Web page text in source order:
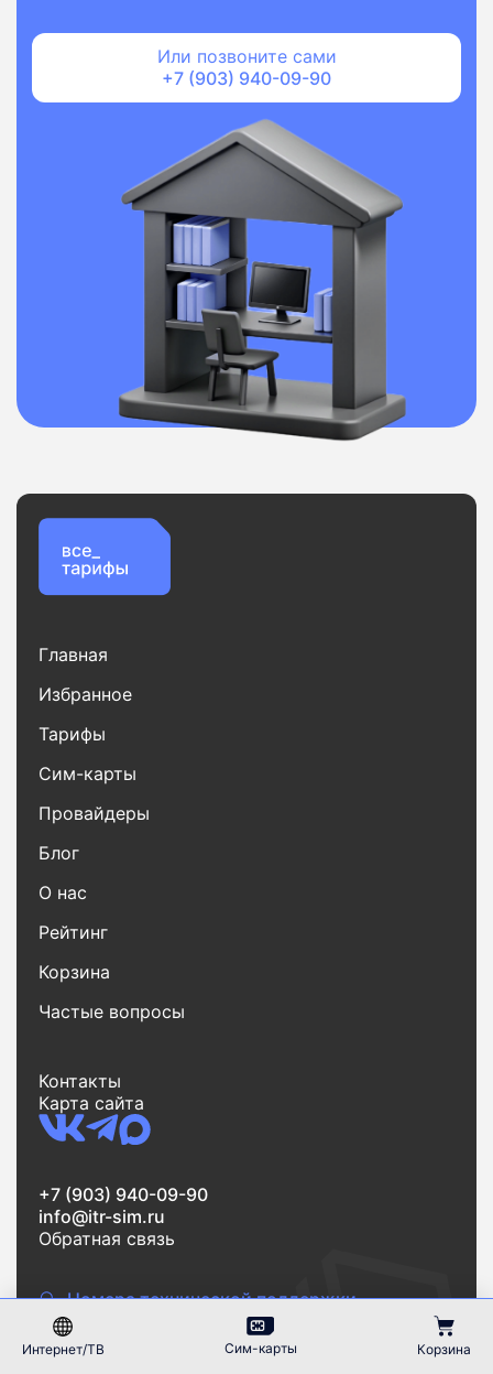
Или позвоните сами
+7 (903) 940-09-90
Интернет/ТВ Сим-карты Корзина
Главная
Избранное
Тарифы
Сим-карты
Провайдеры
Блог
О нас
Рейтинг
Корзина
Частые вопросы
Контакты
Карта сайта
+7 (903) 940-09-90
info@itr-sim.ru
Обратная связь
Номера технической поддержки
Отправить заявку